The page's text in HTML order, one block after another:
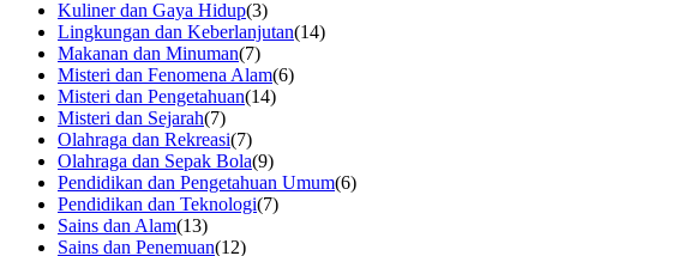
Kuliner dan Gaya Hidup(3)
Lingkungan dan Keberlanjutan(14)
Makanan dan Minuman(7)
Misteri dan Fenomena Alam(6)
Misteri dan Pengetahuan(14)
Misteri dan Sejarah(7)
Olahraga dan Rekreasi(7)
Olahraga dan Sepak Bola(9)
Pendidikan dan Pengetahuan Umum(6)
Pendidikan dan Teknologi(7)
Sains dan Alam(13)
Sains dan Penemuan(12)